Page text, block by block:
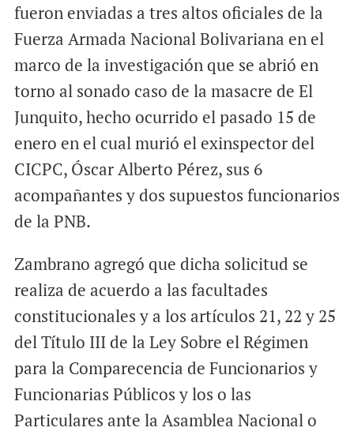
fueron enviadas a tres altos oficiales de la
Fuerza Armada Nacional Bolivariana en el
marco de la investigación que se abrió en
torno al sonado caso de la masacre de El
Junquito, hecho ocurrido el pasado 15 de
enero en el cual murió el exinspector del
CICPC, Óscar Alberto Pérez, sus 6
acompañantes y dos supuestos funcionarios
de la PNB.
Zambrano agregó que dicha solicitud se
realiza de acuerdo a las facultades
constitucionales y a los artículos 21, 22 y 25
del Título III de la Ley Sobre el Régimen
para la Comparecencia de Funcionarios y
Funcionarias Públicos y los o las
Particulares ante la Asamblea Nacional o